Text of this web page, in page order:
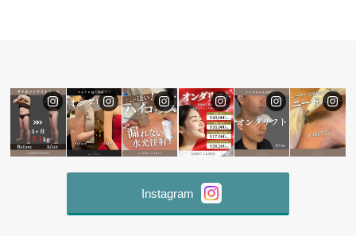
Instagram